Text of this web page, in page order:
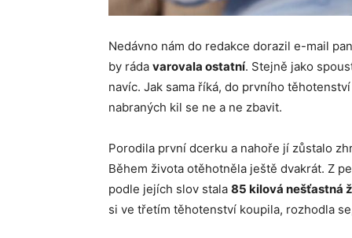
Nedávno nám do redakce dorazil e-mail
by ráda varovala ostatní. Stejně jako
navíc. Jak sama říká, do prvního
nabraných kil se ne a ne zbavit.
Porodila první dcerku a nahoře jí zůstalo
Během života otěhotněla ještě dvakrát. Z
podle jejích slov stala 85 kilová nešťastná
si ve třetím těhotenství koupila, rozhodla